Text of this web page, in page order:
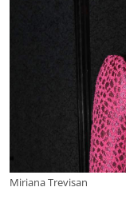
Miriana Trevisan